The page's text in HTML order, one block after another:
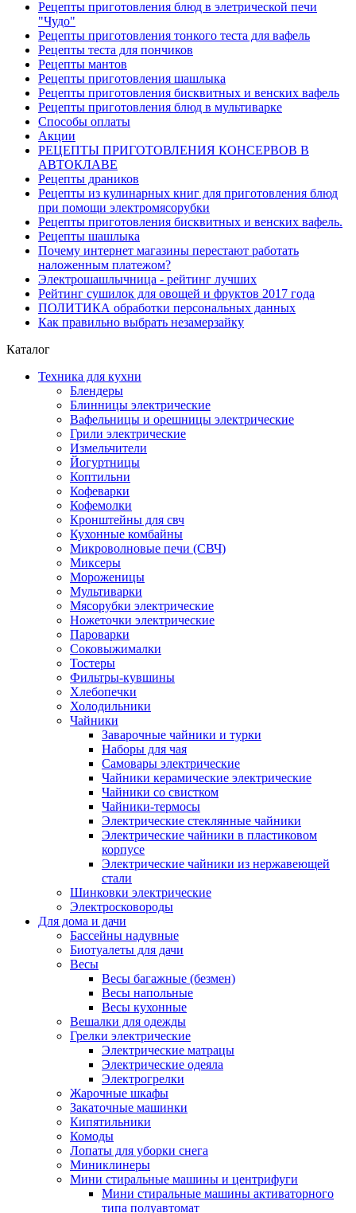
Рецепты приготовления блюд в элетрической печи
"Чудо"
Рецепты приготовления тонкого теста для вафель
Рецепты теста для пончиков
Рецепты мантов
Рецепты приготовления шашлыка
Рецепты приготовления бисквитных и венских вафель
Рецепты приготовления блюд в мультиварке
Способы оплаты
Акции
РЕЦЕПТЫ ПРИГОТОВЛЕНИЯ КОНСЕРВОВ В
АВТОКЛАВЕ
Рецепты драников
Рецепты из кулинарных книг для приготовления блюд
при помощи электромясорубки
Рецепты приготовления бисквитных и венских вафель.
Рецепты шашлыка
Почему интернет магазины перестают работать
наложенным платежом?
Электрошашлычница - рейтинг лучших
Рейтинг сушилок для овощей и фруктов 2017 года
ПОЛИТИКА обработки персональных данных
Как правильно выбрать незамерзайку
Каталог
Техника для кухни
Блендеры
Блинницы электрические
Вафельницы и орешницы электрические
Грили электрические
Измельчители
Йогуртницы
Коптильни
Кофеварки
Кофемолки
Кронштейны для свч
Кухонные комбайны
Микроволновые печи (СВЧ)
Миксеры
Мороженицы
Мультиварки
Мясорубки электрические
Ножеточки электрические
Пароварки
Соковыжималки
Тостеры
Фильтры-кувшины
Хлебопечки
Холодильники
Чайники
Заварочные чайники и турки
Наборы для чая
Самовары электрические
Чайники керамические электрические
Чайники со свистком
Чайники-термосы
Электрические стеклянные чайники
Электрические чайники в пластиковом
корпусе
Электрические чайники из нержавеющей
стали
Шинковки электрические
Электросковороды
Для дома и дачи
Бассейны надувные
Биотуалеты для дачи
Весы
Весы багажные (безмен)
Весы напольные
Весы кухонные
Вешалки для одежды
Грелки электрические
Электрические матрацы
Электрические одеяла
Электрогрелки
Жарочные шкафы
Закаточные машинки
Кипятильники
Комоды
Лопаты для уборки снега
Миниклинеры
Мини стиральные машины и центрифуги
Мини стиральные машины активаторного
типа полуавтомат